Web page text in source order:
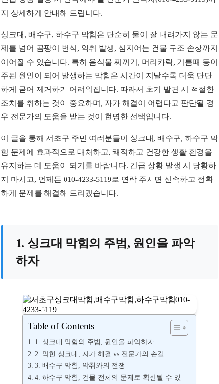
지 상세하게 안내해 드립니다.
싱크대, 배수구, 하수구 막힘은 단순히 물이 잘 내려가지 않는 문
제를 넘어 곰팡이 번식, 악취 발생, 심지어는 건물 구조 손상까지
이어질 수 있습니다. 특히 음식물 찌꺼기, 머리카락, 기름때 등이
주된 원인이 되어 발생하는 막힘은 시간이 지날수록 더욱 단단
하게 굳어 제거하기 어려워집니다. 따라서 초기 발견 시 적절한
조치를 취하는 것이 중요하며, 자가 해결이 어렵다고 판단될 경
우 전문가의 도움을 받는 것이 현명한 선택입니다.
이 글을 통해 서초구 주민 여러분들이 싱크대, 배수구, 하수구 막
힘 문제에 효과적으로 대처하고, 쾌적하고 건강한 생활 환경을
유지하는 데 도움이 되기를 바랍니다. 긴급 상황 발생 시 당황하
지 마시고, 언제든 010-4233-5119로 연락 주시면 신속하고 정확
하게 문제를 해결해 드리겠습니다.
1. 싱크대 막힘의 주범, 원인을 파악
하자
Table of Contents
1. 싱크대 막힘의 주범, 원인을 파악하자
2. 막힌 싱크대, 자가 해결 vs 전문가의 손길
3. 배수구 막힘, 악취와의 전쟁
4. 하수구 막힘, 건물 전체의 문제로 확산될 수 있